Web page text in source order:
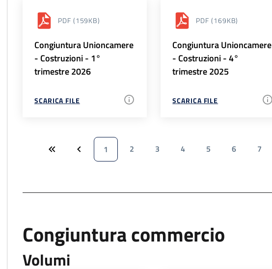
PDF (159KB)
Congiuntura Unioncamere
- Costruzioni - 1°
trimestre 2026
SCARICA FILE
PDF (169KB)
Congiuntura Unioncamere
- Costruzioni - 4°
trimestre 2025
SCARICA FILE
1 2 3 4 5 6 7
Congiuntura commercio
Volumi